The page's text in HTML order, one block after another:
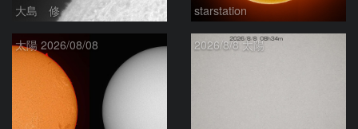
大島 修 starstation
太陽 2026/08/08 2026/8/8 太陽